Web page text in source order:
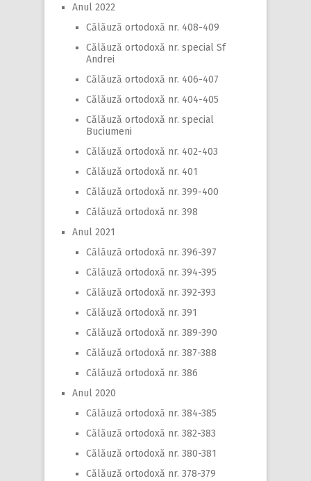
Anul 2022
Călăuză ortodoxă nr. 408-409
Călăuză ortodoxă nr. special Sf
Andrei
Călăuză ortodoxă nr. 406-407
Călăuză ortodoxă nr. 404-405
Călăuză ortodoxă nr. special
Buciumeni
Călăuză ortodoxă nr. 402-403
Călăuză ortodoxă nr. 401
Călăuză ortodoxă nr. 399-400
Călăuză ortodoxă nr. 398
Anul 2021
Călăuză ortodoxă nr. 396-397
Călăuză ortodoxă nr. 394-395
Călăuză ortodoxă nr. 392-393
Călăuză ortodoxă nr. 391
Călăuză ortodoxă nr. 389-390
Călăuză ortodoxă nr. 387-388
Călăuză ortodoxă nr. 386
Anul 2020
Călăuză ortodoxă nr. 384-385
Călăuză ortodoxă nr. 382-383
Călăuză ortodoxă nr. 380-381
Călăuză ortodoxă nr. 378-379